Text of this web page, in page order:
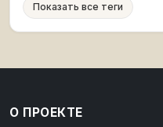
Показать все теги
О ПРОЕКТЕ